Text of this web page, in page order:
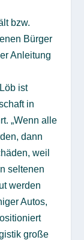
bzw.
Bürger
Anleitung
Löb ist
in
„Wenn alle
dann
weil
seltenen
werden
Autos,
große